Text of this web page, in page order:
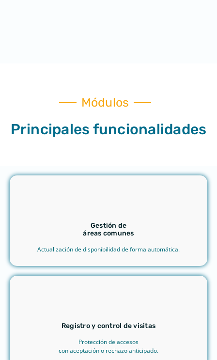
Módulos
Principales funcionalidades​
Gestión de
áreas comunes
Actualización de disponibilidad de forma automática.
Registro y control de visitas
Protección de accesos
con aceptación o rechazo anticipado.